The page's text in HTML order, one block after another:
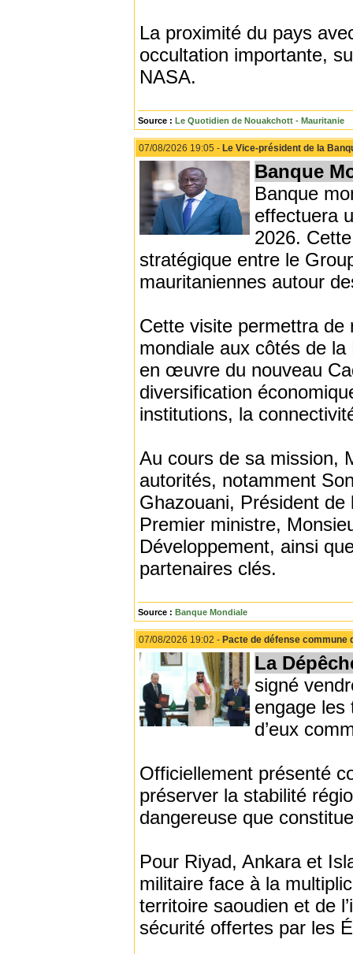
La proximité du pays
occultation importante,
NASA.
Source : Le Quotidien de Nouakchott - Mauritanie
07/08/2026 19:05 - Le Vice-président de la
Banque
Banque
effectuera
2026.
stratégique entre le
mauritaniennes autour
Cette visite permettra de
mondiale aux côtés de
en œuvre du nouveau
diversification
institutions, la
Au cours de sa mission,
autorités, notamment
Ghazouani, Président
Premier ministre,
Développement, ainsi
partenaires clés.
Source : Banque Mondiale
07/08/2026 19:02 - Pacte de défense commune
La
signé
engage les
d’eux
Officiellement présenté
préserver la stabilité
dangereuse que
Pour Riyad, Ankara et
militaire face à la
territoire saoudien et de
sécurité offertes par les